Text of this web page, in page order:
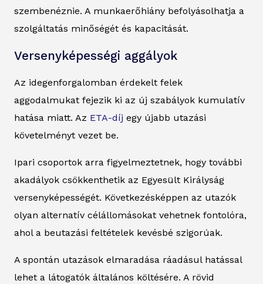
szembenéznie. A munkaerőhiány befolyásolhatja a
szolgáltatás minőségét és kapacitását.
Versenyképességi aggályok
Az idegenforgalomban érdekelt felek
aggodalmukat fejezik ki az új szabályok kumulatív
hatása miatt. Az ETA-díj egy újabb utazási
követelményt vezet be.
Ipari csoportok arra figyelmeztetnek, hogy további
akadályok csökkenthetik az Egyesült Királyság
versenyképességét. Következésképpen az utazók
olyan alternatív célállomásokat vehetnek fontolóra,
ahol a beutazási feltételek kevésbé szigorúak.
A spontán utazások elmaradása ráadásul hatással
lehet a látogatók általános költésére. A rövid